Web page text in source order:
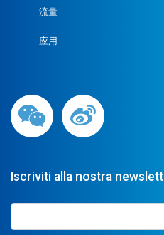
流量
应用
Iscriviti alla nostra